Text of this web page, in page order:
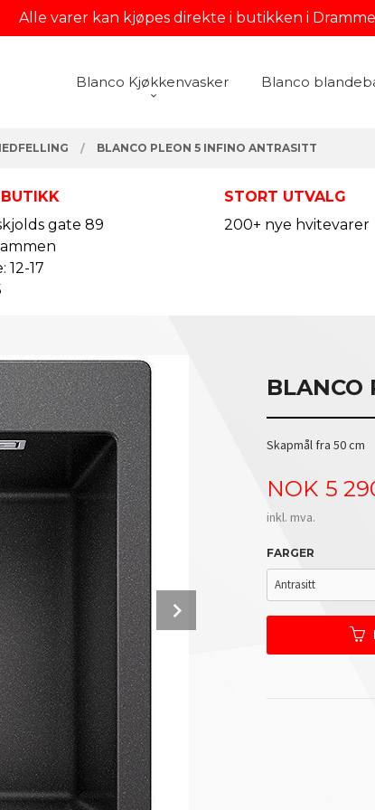
Alle varer kan kjøpes direkte i butikken i
Blanco Kjøkkenvasker Blanco
BLANCO PLEON 5 INFINO ANTRASITT
gate 89
12-17
STORT UTVALG
200+ nye hvitevarer
BLANCO
Skapmål fra 50 cm
Pris
NOK 5
inkl. mva.
FARGER